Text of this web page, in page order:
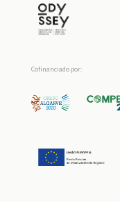
Cofinanciado por: